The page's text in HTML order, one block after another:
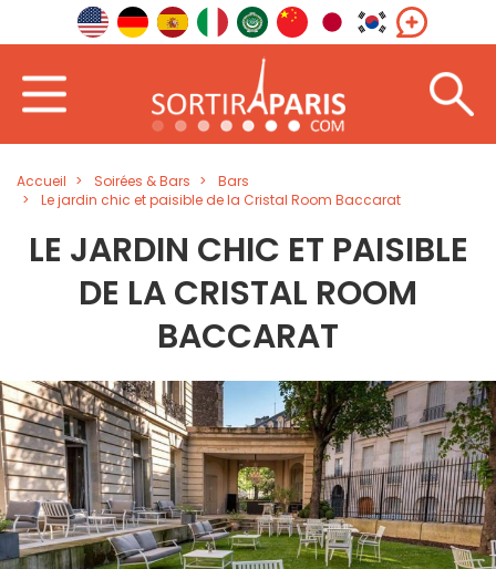
Accueil Soirées & Bars
Bars
Le jardin chic et paisible de la Cristal Room Baccarat
LE JARDIN CHIC ET PAISIBLE
DE LA CRISTAL ROOM
BACCARAT